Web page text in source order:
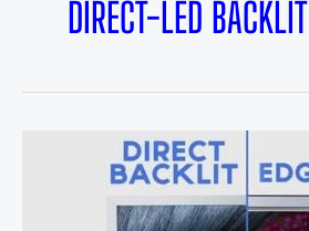
DIRECT-LED BACKLIT